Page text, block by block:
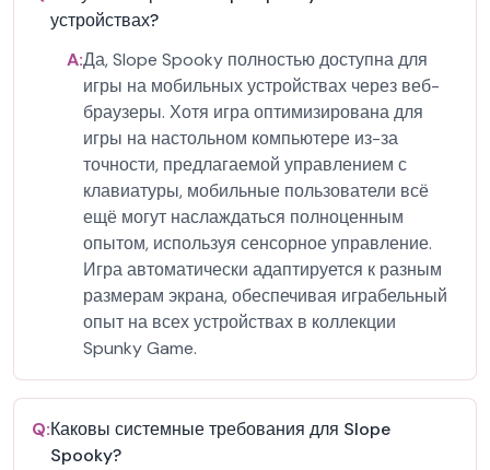
устройствах?
A:Да, Slope Spooky полностью доступна для
игры на мобильных устройствах через веб-
браузеры. Хотя игра оптимизирована для
игры на настольном компьютере из-за
точности, предлагаемой управлением с
клавиатуры, мобильные пользователи всё
ещё могут наслаждаться полноценным
опытом, используя сенсорное управление.
Игра автоматически адаптируется к разным
размерам экрана, обеспечивая играбельный
опыт на всех устройствах в коллекции
Spunky Game.
Q:Каковы системные требования для Slope
Spooky?